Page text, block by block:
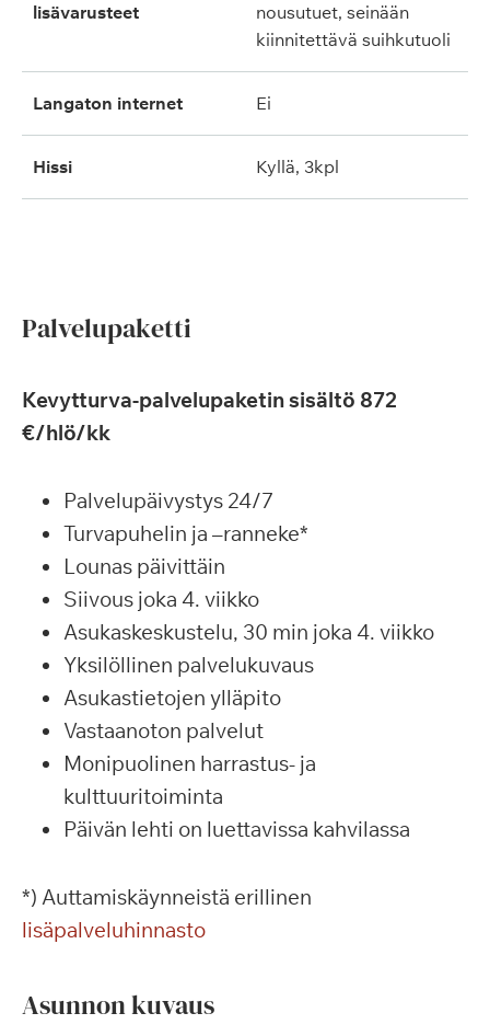
lisävarusteet
nousutuet, seinään
kiinnitettävä suihkutuoli
langaton internet ei
hissi kyllä, 3kpl
Palvelupaketti
Kevytturva-palvelupaketin sisältö 872
€/hlö/kk
Palvelupäivystys 24/7
Turvapuhelin ja –ranneke*
Lounas päivittäin
Siivous joka 4. viikko
Asukaskeskustelu, 30 min joka 4. viikko
Yksilöllinen palvelukuvaus
Asukastietojen ylläpito
Vastaanoton palvelut
Monipuolinen harrastus- ja
kulttuuritoiminta
Päivän lehti on luettavissa kahvilassa
*) Auttamiskäynneistä erillinen
lisäpalveluhinnasto
Asunnon kuvaus